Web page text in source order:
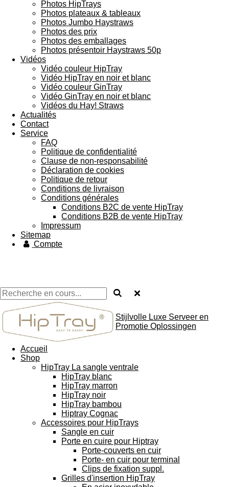
Photos HipTrays
Photos plateaux & tableaux
Photos Jumbo Haystraws
Photos des prix
Photos des emballages
Photos présentoir Haystraws 50p
Vidéos
Vidéo couleur HipTray
Vidéo HipTray en noir et blanc
Vidéo couleur GinTray
Vidéo GinTray en noir et blanc
Vidéos du Hay! Straws
Actualités
Contact
Service
FAQ
Politique de confidentialité
Clause de non-responsabilité
Déclaration de cookies
Politique de retour
Conditions de livraison
Conditions générales
Conditions B2C de vente HipTray
Conditions B2B de vente HipTray
Impressum
Sitemap
Compte
Stijlvolle Luxe Serveer en
Promotie Oplossingen
Accueil
Shop
HipTray La sangle ventrale
HipTray blanc
HipTray marron
HipTray noir
HipTray bambou
Hiptray Cognac
Accessoires pour HipTrays
Sangle en cuir
Porte en cuire pour Hiptray
Porte-couverts en cuir
Porte- en cuir pour terminal
Clips de fixation suppl.
Grilles d'insertion HipTray